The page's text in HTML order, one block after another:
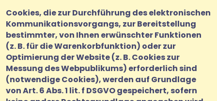
Cookies, die zur Durchführung des elektronischen
Kommunikationsvorgangs, zur Bereitstellung
bestimmter, von Ihnen erwünschter Funktionen
(z. B. für die Warenkorbfunktion) oder zur
Optimierung der Website (z. B. Cookies zur
Messung des Webpublikums) erforderlich sind
(notwendige Cookies), werden auf Grundlage
von Art. 6 Abs. 1 lit. f DSGVO gespeichert, sofern